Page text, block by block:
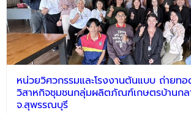
หน่วยวิศวกรรมและโรงงานต้นแบบ ถ่ายท
วิสาหกิจชุมชนกลุ่มผลิตภัณฑ์เกษตรบ้านก
จ.สุพรรณบุรี